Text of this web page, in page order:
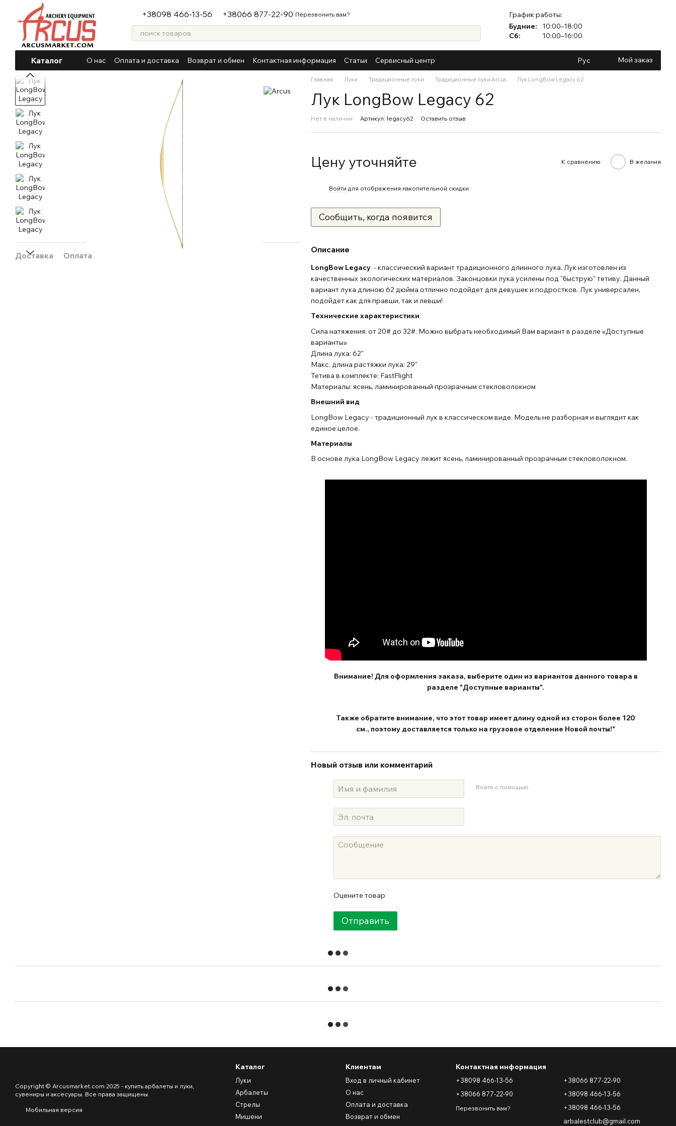
Перейти к основному контенту
+38098 466-13-56 +38066 877-22-90 Перезвонить вам?
График работы:
Будние:
10:00–18:00
Сб:
10:00–16:00
Каталог О нас Оплата и доставка Возврат и обмен Контактная информация Статьи Сервисный центр Рус Мой заказ
Доставка Оплата
Главная Луки Традиционные луки Традиционные луки Arcus Лук LongBow Legacy 62
Лук LongBow Legacy 62
Нет в наличии Артикул: legacy62 Оставить отзыв
Цену уточняйте К сравнению В желания
Войти для отображения накопительной скидки
Сообщить, когда появится
Описание
LongBow Legacy- классический вариант традиционного длинного лука. Лук изготовлен из
качественных экологических материалов. Законцовки лука усилены под "быструю" тетиву. Данный
вариант лука длиною 62 дюйма отлично подойдет для девушек и подростков. Лук универсален,
подойдёт как для правши, так и левши!
Технические характеристики
Сила натяжения: от 20# до 32#. Можно выбрать необходимый Вам вариант в разделе «Доступные
варианты»
Длина лука: 62"
Макс. длина растяжки лука: 29"
Тетива в комплекте: FastFlight
Материалы: ясень, ламинированный прозрачным стекловолокном
Внешний вид
LongBow Legacy - традиционный лук в классическом виде. Модель не разборная и выглядит как
единое целое.
Материалы
В основе лука LongBow Legacy лежит ясень, ламинированный прозрачным стекловолокном.
Внимание! Для оформления заказа, выберите один из вариантов данного товара в
разделе "Доступные варианты".
Также обратите внимание, что этот товар имеет длину одной из сторон более 120
см., поэтому доставляется только на грузовое отделение Новой почты!"
Новый отзыв или комментарий
Войти с помощью
Оцените товар
Отправить
Copyright © Arcusmarket.com 2025 - купить арбалеты и луки,
сувениры и аксесуары. Все права защищены.
Мобильная версия
Каталог
Луки
Арбалеты
Стрелы
Мишени
Клиентам
Вход в личный кабинет
О нас
Оплата и доставка
Возврат и обмен
Контактная информация
+38098 466-13-56
+38066 877-22-90
Перезвонить вам?
+38066 877-22-90
+38098 466-13-56
+38098 466-13-56
arbalestclub@gmail.com